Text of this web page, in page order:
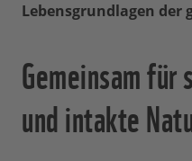
Lebensgrundlagen der
Gemeinsam für
und intakte